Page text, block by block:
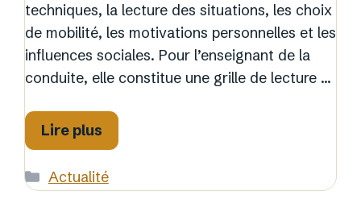
techniques, la lecture des situations, les choix
de mobilité, les motivations personnelles et les
influences sociales. Pour l’enseignant de la
conduite, elle constitue une grille de lecture …
Lire plus
Catégories
Actualité